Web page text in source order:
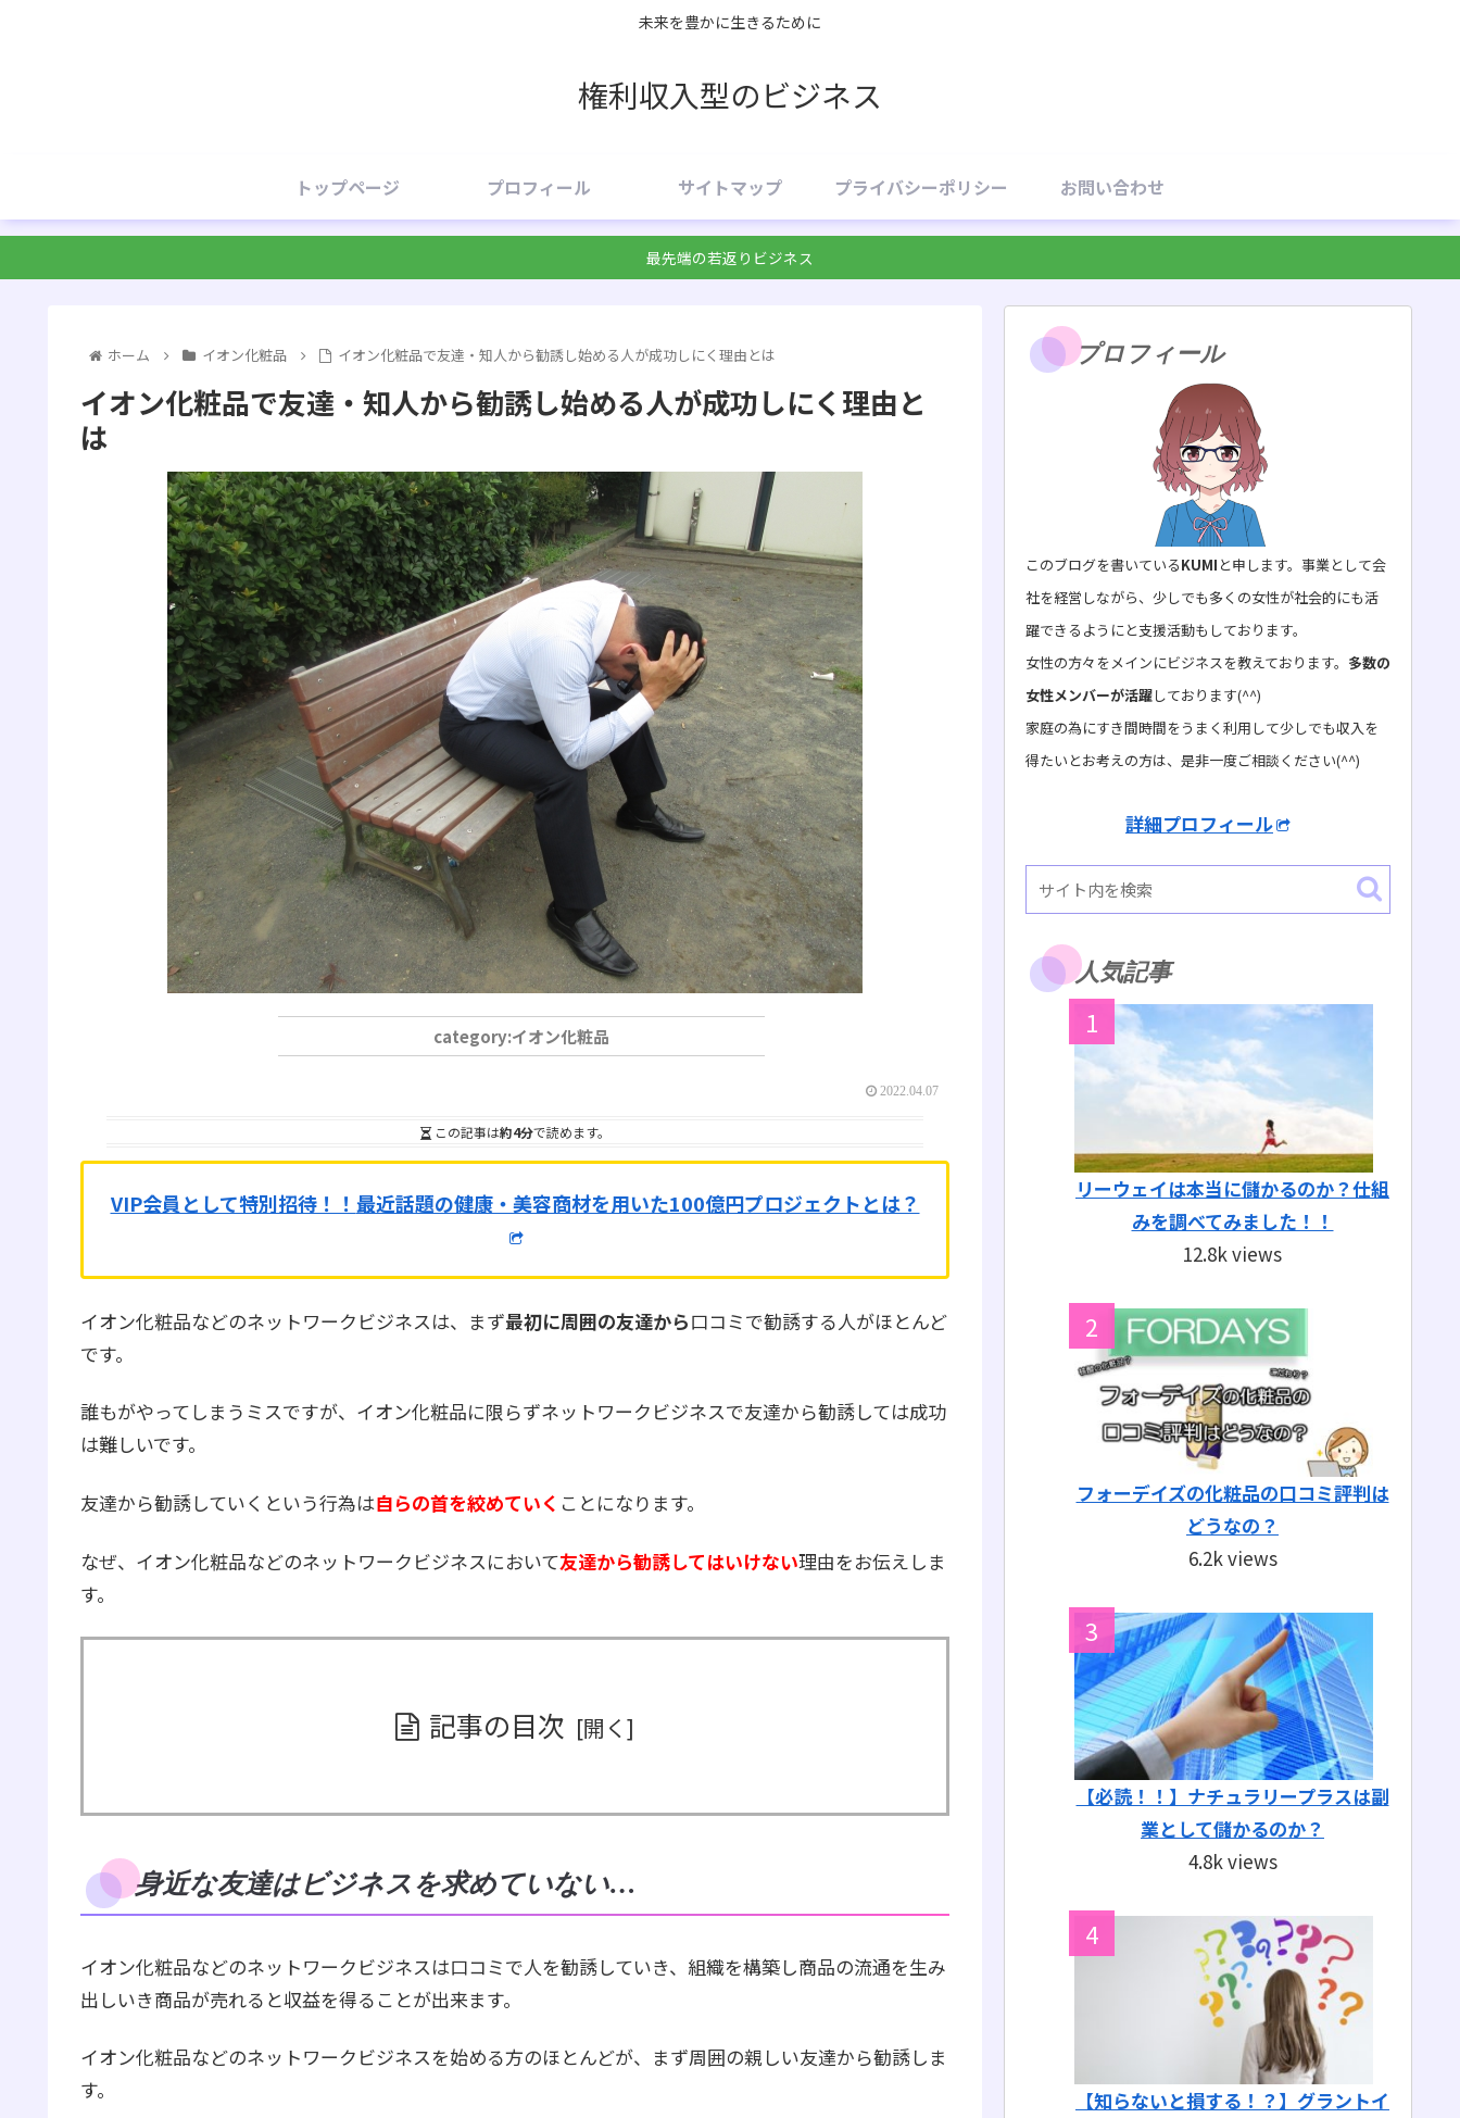
未来を豊かに生きるために
権利収入型のビジネス
トップページ プロフィール サイトマップ プライバシーポリシー お問い合わせ
最先端の若返りビジネス
ホーム イオン化粧品 イオン化粧品で友達・知人から勧誘し始める人が成功しにく理由とは
イオン化粧品で友達・知人から勧誘し始める人が成功しにく理由と
は
イオン化粧品
2022.04.07
この記事は約4分で読めます。
VIP会員として特別招待！！ 最近話題の健康・美容商材を用いた100億円プロジェクトとは？
イオン化粧品などのネットワークビジネスは、まず最初に周囲の友達から口コミで勧誘する人がほとんど
です。
誰もがやってしまうミスですが、イオン化粧品に限らずネットワークビジネスで友達から勧誘しては成功
は難しいです。
友達から勧誘していくという行為は自らの首を絞めていく ことになります。
なぜ、イオン化粧品などのネットワークビジネスにおいて友達から勧誘してはいけない理由をお伝えしま
す。
記事の目次
身近な友達はビジネスを求めていない…
イオン化粧品などのネットワークビジネスは口コミで人を勧誘していき、組織を構築し商品の流通を生み
出しいき商品が売れると収益を得ることが出来ます。
イオン化粧品などのネットワークビジネスを始める方のほとんどが、まず周囲の親しい友達から勧誘しま
す。
プロフィール
このブログを書いているKUMI と申します。事業として会
社を経営しながら、少しでも多くの女性が社会的にも活
躍できるようにと支援活動もしております。
女性の方々をメインにビジネスを教えております。 多数の
女性メンバーが活躍しております(^^)
家庭の為にすき間時間をうまく利用して少しでも収入を
得たいとお考えの方は、是非一度ご相談ください(^^)
詳細プロフィール
人気記事
リーウェイは本当に儲かるのか？仕組
みを調べてみました！！
12.8k views
フォーデイズの化粧品の口コミ評判は
どうなの？
6.2k views
【必読！！】ナチュラリープラスは副
業として儲かるのか？
4.8k views
【知らないと損する！？】グラントイ